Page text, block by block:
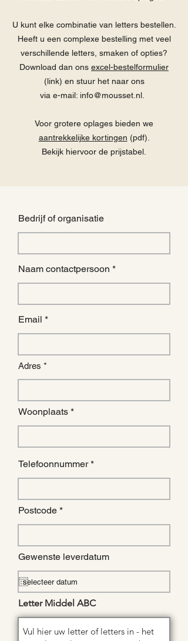
U kunt elke combinatie van letters bestellen.
Heeft u een complexe bestelling met veel
verschillende letters, smaken of opties?
Download dan ons excel-bestelformulier
(link) en stuur het naar ons
via e-mail: info@mousset.nl.
Voor grotere oplages bieden we
aantrekkelijke kortingen (pdf).
Bekijk hiervoor de prijstabel.
Bedrijf of organisatie
Naam contactpersoon
Email
Adres
Woonplaats
Telefoonnummer
Postcode
Gewenste leverdatum
Letter Middel ABC